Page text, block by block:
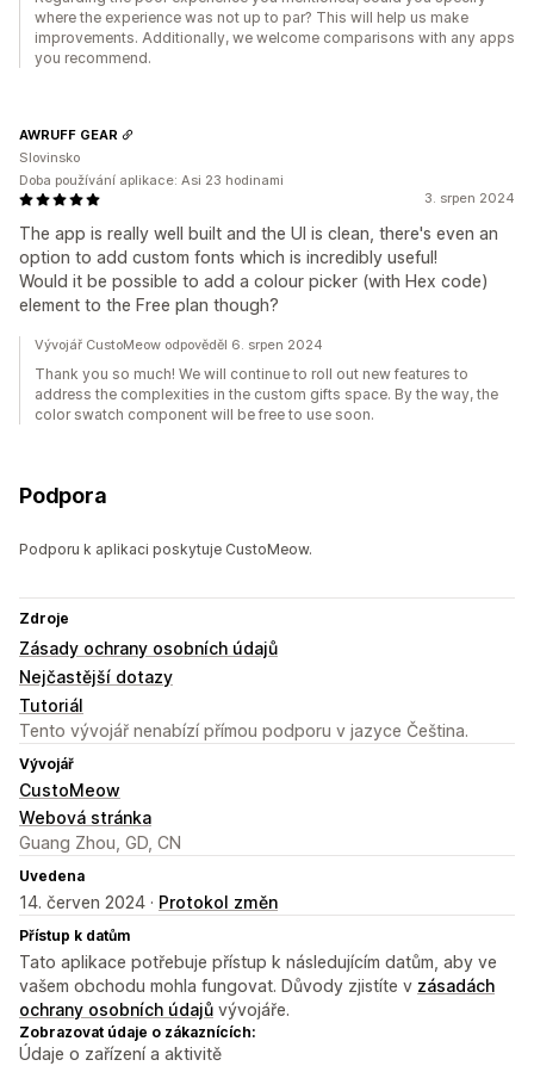
where the experience was not up to par? This will help us make
improvements. Additionally, we welcome comparisons with any apps
you recommend.
3. srpen 2024
The app is really well built and the UI is clean, there's even an
option to add custom fonts which is incredibly useful!
Would it be possible to add a colour picker (with Hex code)
element to the Free plan though?
AWRUFF GEAR
Slovinsko
Doba používání aplikace: Asi 23 hodinami
Vývojář CustoMeow odpověděl 6. srpen 2024
Thank you so much! We will continue to roll out new features to
address the complexities in the custom gifts space. By the way, the
color swatch component will be free to use soon.
Podpora
Podporu k aplikaci poskytuje CustoMeow.
Zdroje
Zásady ochrany osobních údajů
Nejčastější dotazy
Tutoriál
Tento vývojář nenabízí přímou podporu v jazyce Čeština.
Vývojář
CustoMeow
Webová stránka
Guang Zhou, GD, CN
Uvedena
14. červen 2024 · Protokol změn
Přístup k datům
Tato aplikace potřebuje přístup k následujícím datům, aby ve
vašem obchodu mohla fungovat. Důvody zjistíte v zásadách
ochrany osobních údajů vývojáře.
Zobrazovat údaje o zákaznících:
Údaje o zařízení a aktivitě